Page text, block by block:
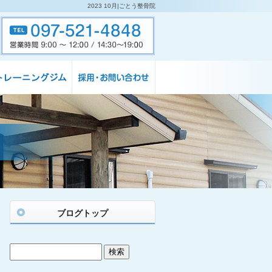
2023 10月|ごとう整骨院
ブログトップ